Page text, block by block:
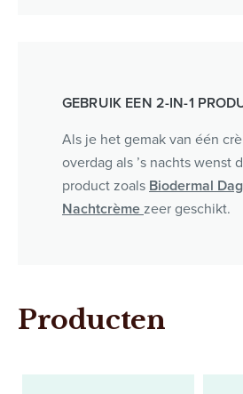
GEBRUIK EEN 2-IN-1
Als je het gemak van één
overdag als ’s nachts wenst
product zoals Biodermal
Nachtcrèmezeer geschikt.
Producten